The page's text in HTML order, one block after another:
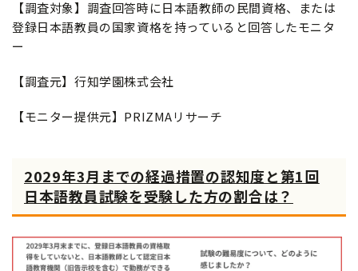
【調査対象】調査回答時に日本語教師の民間資格、または
登録日本語教員の国家資格を持っていると回答したモニタ
ー
【調査元】行知学園株式会社
【モニター提供元】PRIZMAリサーチ
2029年3月までの経過措置の認知度と第1回
日本語教員試験を受験した方の割合は？